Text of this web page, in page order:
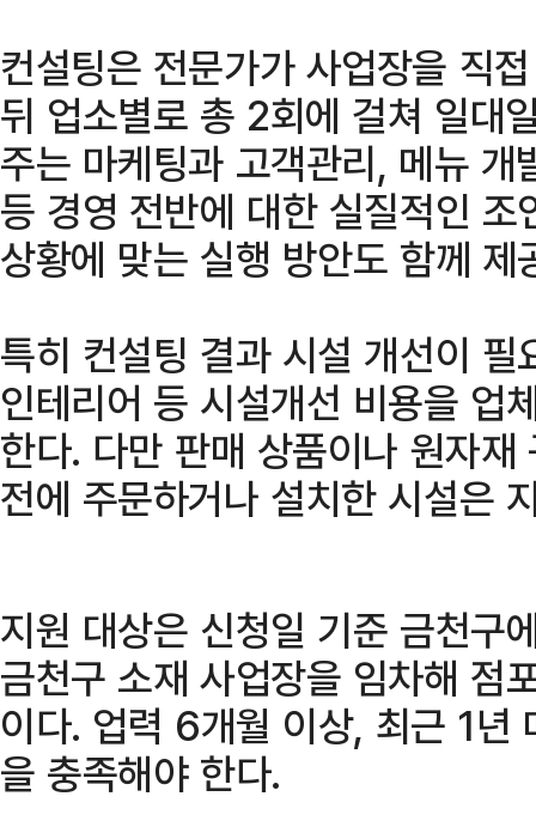
컨설팅은 전문가가 사업장을 직
뒤 업소별로 총 2회에 걸쳐 일대
주는 마케팅과 고객관리, 메뉴 개
등 경영 전반에 대한 실질적인
상황에 맞는 실행 방안도 함께 제
특히 컨설팅 결과 시설 개선이
인테리어 등 시설개선 비용을 업
한다. 다만 판매 상품이나 원자
전에 주문하거나 설치한 시설은
지원 대상은 신청일 기준 금천구
금천구 소재 사업장을 임차해 점
이다. 업력 6개월 이상, 최근 1년
을 충족해야 한다.